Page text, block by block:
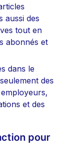
aussi des
tout en
abonnés et
dans le
des
et des
pour